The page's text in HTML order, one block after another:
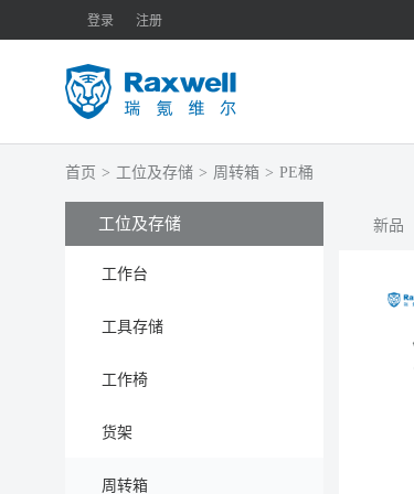
登录 注册
首页 > 工位及存储 > 周转箱 > PE桶
工位及存储
工作台
工具存储
工作椅
货架
周转箱
新品